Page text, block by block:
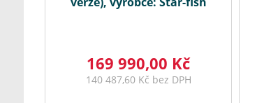
169 990,00 Kč
140 487,60 Kč bez DPH